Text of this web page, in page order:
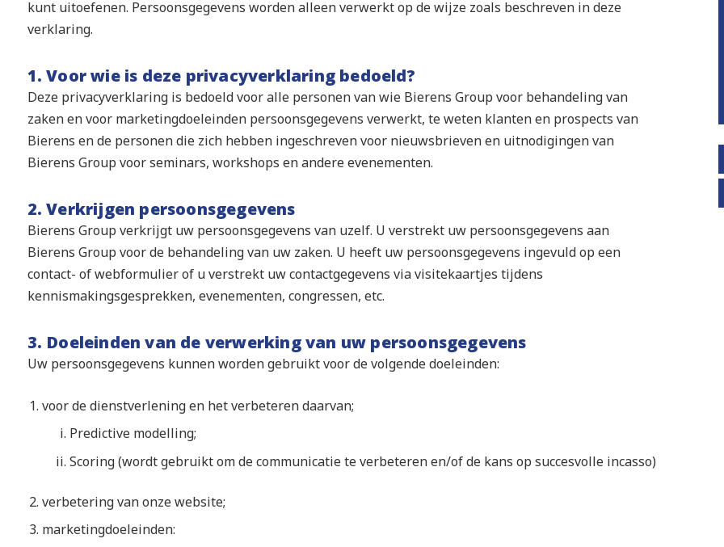
kunt uitoefenen. Persoonsgegevens worden alleen verwerkt op de wijze zoals beschreven in deze
verklaring.
1. Voor wie is deze privacyverklaring bedoeld?
Deze privacyverklaring is bedoeld voor alle personen van wie Bierens Group voor behandeling van
zaken en voor marketingdoeleinden persoonsgegevens verwerkt, te weten klanten en prospects van
Bierens en de personen die zich hebben ingeschreven voor nieuwsbrieven en uitnodigingen van
Bierens Group voor seminars, workshops en andere evenementen.
2. Verkrijgen persoonsgegevens
Bierens Group verkrijgt uw persoonsgegevens van uzelf. U verstrekt uw persoonsgegevens aan
Bierens Group voor de behandeling van uw zaken. U heeft uw persoonsgegevens ingevuld op een
contact- of webformulier of u verstrekt uw contactgegevens via visitekaartjes tijdens
kennismakingsgesprekken, evenementen, congressen, etc.
3. Doeleinden van de verwerking van uw persoonsgegevens
Uw persoonsgegevens kunnen worden gebruikt voor de volgende doeleinden:
voor de dienstverlening en het verbeteren daarvan;
Predictive modelling;
Scoring (wordt gebruikt om de communicatie te verbeteren en/of de kans op succesvolle incasso)
verbetering van onze website;
marketingdoeleinden: